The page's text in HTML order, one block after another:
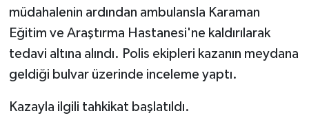
müdahalenin ardından ambulansla Karaman
Eğitim ve Araştırma Hastanesi'ne kaldırılarak
tedavi altına alındı. Polis ekipleri kazanın meydana
geldiği bulvar üzerinde inceleme yaptı.
Kazayla ilgili tahkikat başlatıldı.